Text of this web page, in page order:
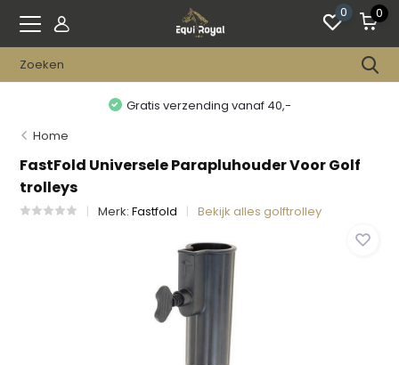
0 0
Gratis verzending vanaf 40,-
Home
FastFold Universele Parapluhouder Voor Golf
trolleys
Merk:Fastfold Bekijk alles golftrolley